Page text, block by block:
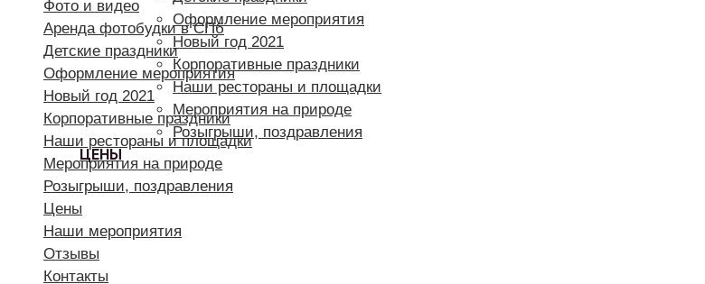
Оформление мероприятия
Новый год 2021
Корпоративные праздники
Наши рестораны и площадки
Мероприятия на природе
Розыгрыши, поздравления
ЦЕНЫ
Фото и видео
Аренда фотобудки в СПб
Детские праздники
Оформление мероприятия
Новый год 2021
Корпоративные праздники
Наши рестораны и площадки
Мероприятия на природе
Розыгрыши, поздравления
Цены
Наши мероприятия
Отзывы
Контакты